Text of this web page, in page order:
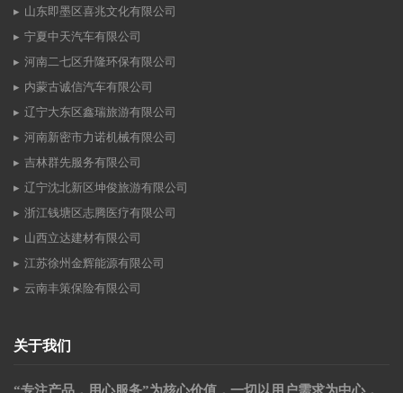
山东即墨区喜兆文化有限公司
宁夏中天汽车有限公司
河南二七区升隆环保有限公司
内蒙古诚信汽车有限公司
辽宁大东区鑫瑞旅游有限公司
河南新密市力诺机械有限公司
吉林群先服务有限公司
辽宁沈北新区坤俊旅游有限公司
浙江钱塘区志腾医疗有限公司
山西立达建材有限公司
江苏徐州金辉能源有限公司
云南丰策保险有限公司
关于我们